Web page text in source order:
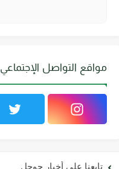
مواقع التواصل الإجتماعي
تابعنا علي أخبار جوجل